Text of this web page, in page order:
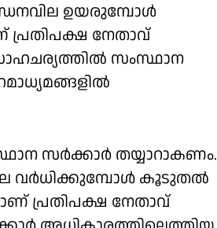
ഉയരുമ്പോൾ
നേതാവ്
സംസ്ഥാന
സർക്കാർ തയ്യാറാകണം.
വർധിക്കുമ്പോൾ കൂടുതൽ
പ്രതിപക്ഷ നേതാവ്